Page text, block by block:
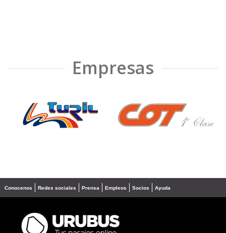
Empresas
❮ ❯
Conocenos Redes sociales Prensa Empleos Socios Ayuda